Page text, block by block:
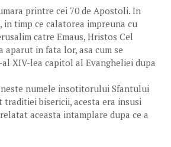
printre cei 70 de Apostoli. In
timp ce calatorea impreuna cu
catre Emaus, Hristos Cel
aparut in fata lor, asa cum se
XIV-lea capitol al Evangheliei dupa
numele insotitorului Sfantului
traditiei bisericii, acesta era insusi
aceasta intamplare dupa ce a